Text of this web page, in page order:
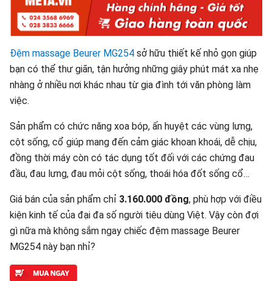
Đệm massage Beurer MG254 sở hữu thiết kế nhỏ gọn giúp
bạn có thể thư giãn, tận hưởng những giây phút mát xa nhẹ
nhàng ở nhiều nơi khác nhau từ gia đình tới văn phòng làm
việc.
Sản phẩm có chức năng xoa bóp, ấn huyệt các vùng lưng,
cột sống, cổ giúp mang đến cảm giác khoan khoái, dễ chịu,
đồng thời máy còn có tác dụng tốt đối với các chứng đau
đầu, đau lưng, đau mỏi cột sống, thoái hóa đốt sống cổ…
Giá bán của sản phẩm chỉ 3.160.000 đồng, phù hợp với điều
kiện kinh tế của đại đa số người tiêu dùng Việt. Vậy còn đợi
gì nữa mà không sắm ngay chiếc đệm massage Beurer
MG254 này bạn nhỉ?